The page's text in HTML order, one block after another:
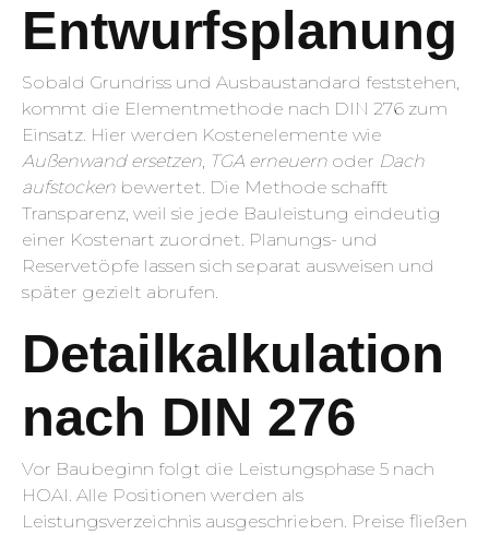
Entwurfsplanung
Sobald Grundriss und Ausbaustandard feststehen,
kommt die Elementmethode nach DIN 276 zum
Einsatz. Hier werden Kostenelemente wie
Außenwand ersetzen, TGA erneuern oder Dach
aufstocken bewertet. Die Methode schafft
Transparenz, weil sie jede Bauleistung eindeutig
einer Kostenart zuordnet. Planungs- und
Reservetöpfe lassen sich separat ausweisen und
später gezielt abrufen.
Detailkalkulation
nach DIN 276
Vor Baubeginn folgt die Leistungsphase 5 nach
HOAI. Alle Positionen werden als
Leistungsverzeichnis ausgeschrieben. Preise fließen